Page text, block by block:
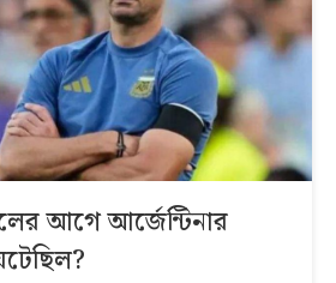
আগে আর্জেন্টিনার